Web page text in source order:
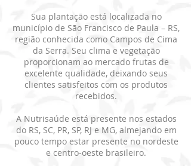
Sua plantação está localizada no
município de São Francisco de Paula – RS,
região conhecida como Campos de Cima
da Serra. Seu clima e vegetação
proporcionam ao mercado frutas de
excelente qualidade, deixando seus
clientes satisfeitos com os produtos
recebidos.
A Nutrisaúde está presente nos estados
do RS, SC, PR, SP, RJ e MG, almejando em
pouco tempo estar presente no nordeste
e centro-oeste brasileiro.